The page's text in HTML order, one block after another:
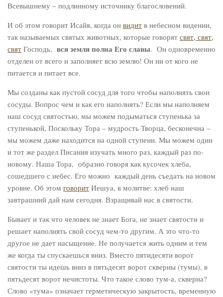
Всевышнему – подлинному источнику благословений.
И об этом говорит Исайя, когда он видит в небесном видении,
так называемых святых животных, которые говорят свят, свят,
свят Господь, вся земля полна Его славы. Он одновременно
отделен от всего и заполняет всю землю! Он ни от кого не
питается и питает все.
Мы созданы как пустой сосуд для того чтобы наполнять свои
сосуды. Вопрос чем и как его наполнять? Если мы наполняем
наш сосуд святостью, мы можем подыматься ступенька за
ступенькой, Поскольку Тора – мудрость Творца, бесконечна –
мы можем даже находится на одной ступени. Мы можем один
и тот же раздел Писания изучать много раз, каждый раз по-
новому. Наша Тора, образно говоря как кусочек хлеба,
сошедшего с небес. Его можно каждый день съедать на новом
уровне. Об этом говорит Иешуа, в молитве: хлеб наш
завтрашний дай нам сегодня. Взращивай нас в святости.
Бывает и так что человек не знает Бога, не знает святости и
решает наполнять свой сосуд чем-то другим. А это что-то
другое не дает насыщение. Не получается жить одним и тем
же когда ты спускаешься вниз. Вместо пятидесяти ворот
святости ты идешь вниз в пятьдесят ворот скверны (тумы), в
пятьдесят ворот нечистоты. Что такое слово тум-а, скверна?
Слово «тума» означает герметическую закрытость, временную